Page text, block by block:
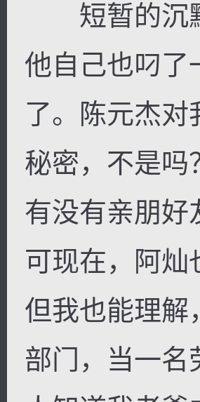
短暂的沉默
他自己也叼了
了。陈元杰对
秘密，不是吗
有没有亲朋好
可现在，阿灿
但我也能理解
部门，当一名